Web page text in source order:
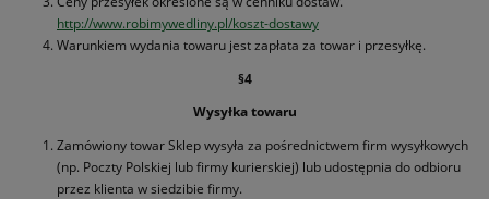
http://www.robimywedliny.pl/koszt-dostawy
Warunkiem wydania towaru jest zapłata za towar i przesyłkę.
§4
Wysyłka towaru
Zamówiony towar Sklep wysyła za pośrednictwem firm wysyłkowych
(np. Poczty Polskiej lub firmy kurierskiej) lub udostępnia do odbioru
przez klienta w siedzibie firmy.